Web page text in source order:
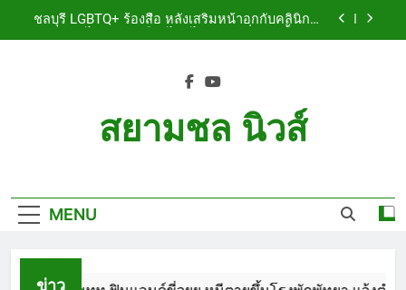
ชลบุรี LGBTQ+ ร้องสื่อ หลังเสริมหน้าอกกับคลินิกชื่อ
ก่อนพบเป็นศพเปลือยยัดกระเป๋า ทิ้งริมทางรถไฟ รวบ
คาสนามบินขณะเตรียมบินกลับประเทศ
ล้าน ปรับ ห้องประชุม–ห้องผู้บริหาร
ชลบุรี นทท.ฟินแลนด์ขี่จยย.หนีตายขึ้นโรงพักพัทยา
รับผิดชอบ พร้อมเตือนอย่าหลงเชื่อรีวิวราคาถูก
ชลบุรี หนุ่มใหญ่ออสซี่พาสาวไทยวัย 17 เข้าคอนโด
ชลบุรี ฉลุยก่อนหมดวาระ! สภาเมืองพัทยา ผ่านงบ 5.7
สยามชล นิวส์
MENU
ข่าว